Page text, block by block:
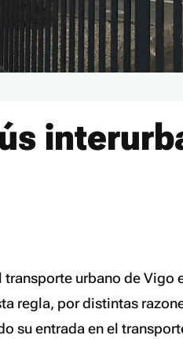
urbano de Vigo
regla, por distintas
su entrada en el